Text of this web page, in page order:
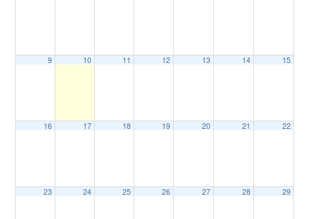
9 10 11 12 13 14 15
16 17 18 19 20 21 22
23 24 25 26 27 28 29